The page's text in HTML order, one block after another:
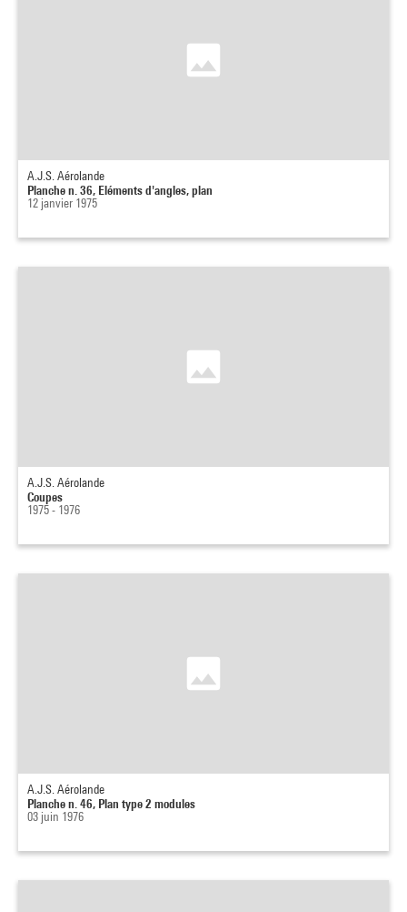
A.J.S. Aérolande
Planche n. 36, Eléments d'angles, plan
12 janvier 1975
A.J.S. Aérolande
Coupes
1975 - 1976
A.J.S. Aérolande
Planche n. 46, Plan type 2 modules
03 juin 1976